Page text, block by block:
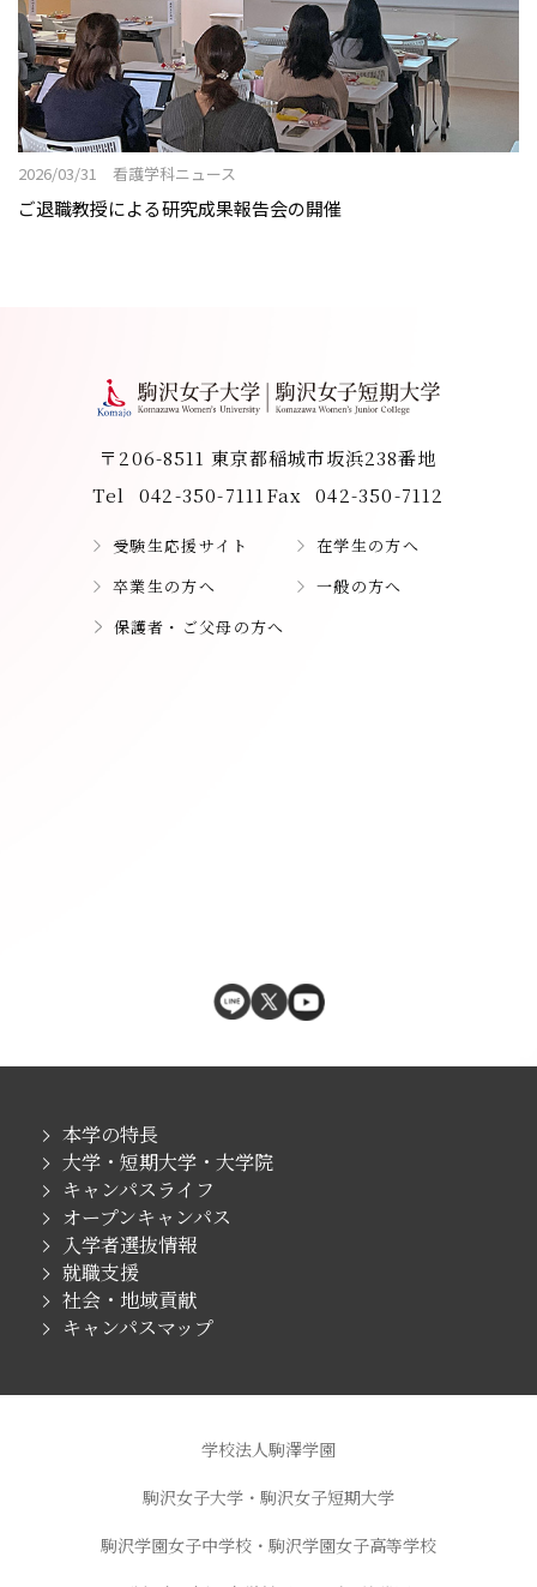
2026/03/31 看護学科ニュース
ご退職教授による研究成果報告会の開催
〒206-8511 東京都稲城市坂浜238番地
Tel
042-350-7111Fax 042-350-7112
受験生応援サイト
在学生の方へ
卒業生の方へ
一般の方へ
保護者・ご父母の方へ
本学の特長
大学・短期大学・大学院
キャンパスライフ
オープンキャンパス
入学者選抜情報
就職支援
社会・地域貢献
キャンパスマップ
学校法人駒澤学園
駒沢女子大学・駒沢女子短期大学
駒沢学園女子中学校・駒沢学園女子高等学校